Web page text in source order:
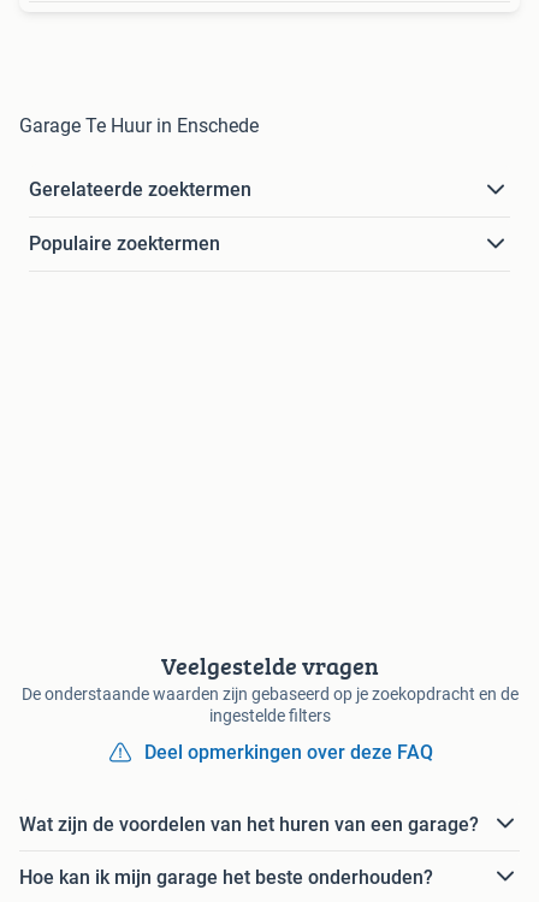
Garage Te Huur in Enschede
Gerelateerde zoektermen
Populaire zoektermen
Veelgestelde vragen
De onderstaande waarden zijn gebaseerd op je zoekopdracht en de
ingestelde filters
Deel opmerkingen over deze FAQ
Wat zijn de voordelen van het huren van een garage?
Hoe kan ik mijn garage het beste onderhouden?